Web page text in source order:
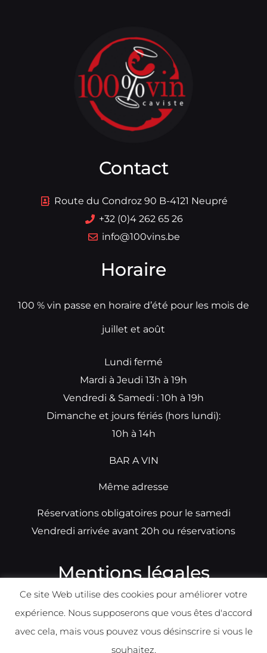
Contact
Route du Condroz 90 B-4121 Neupré
+32 (0)4 262 65 26
info@100vins.be
Horaire
100 % vin passe en horaire d’été pour les mois de
juillet et août
Lundi fermé
Mardi à Jeudi 13h à 19h
Vendredi & Samedi : 10h à 19h
Dimanche et jours fériés (hors lundi):
10h à 14h
BAR A VIN
Même adresse
Réservations obligatoires pour le samedi
Vendredi arrivée avant 20h ou réservations
Mentions légales
Ce site Web utilise des cookies pour améliorer votre
expérience. Nous supposerons que vous êtes d'accord
avec cela, mais vous pouvez vous désinscrire si vous le
souhaitez.